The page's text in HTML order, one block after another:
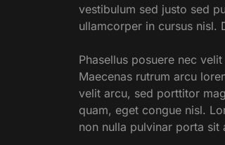
vestibulum sed justo sed
ullamcorper in cursus nisl.
Phasellus posuere nec
Maecenas rutrum arcu
velit arcu, sed porttitor
quam, eget congue nisl.
non nulla pulvinar porta sit